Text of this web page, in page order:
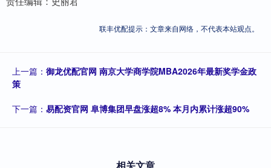
联丰优配提示：文章来自网络，不代表本站观点。
上一篇： 御龙优配官网 南京大学商学院MBA2026年最新奖学金政
策
下一篇： 易配资官网 阜博集团早盘涨超8% 本月内累计涨超90%